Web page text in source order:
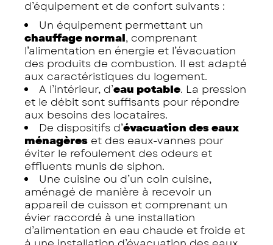
d’équipement et de confort suivants :
Un équipement permettant un
chauffage normal, comprenant
l’alimentation en énergie et l’évacuation
des produits de combustion. Il est adapté
aux caractéristiques du logement.
A l’intérieur, d’eau potable. La pression
et le débit sont suffisants pour répondre
aux besoins des locataires.
De dispositifs d’évacuation des eaux
ménagères et des eaux-vannes pour
éviter le refoulement des odeurs et
effluents munis de siphon.
Une cuisine ou d’un coin cuisine,
aménagé de manière à recevoir un
appareil de cuisson et comprenant un
évier raccordé à une installation
d’alimentation en eau chaude et froide et